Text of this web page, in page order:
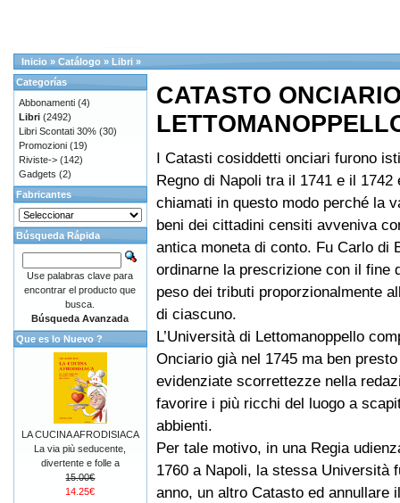
Inicio » Catálogo » Libri »
CATASTO
I Catasti cosiddetti onciari furono
Regno di Napoli tra il 1741 e il 1742
chiamati in questo modo perché la
beni dei cittadini censiti avveniva
antica moneta di conto. Fu Carlo di
ordinarne la prescrizione con il fine
peso dei tributi proporzionalmente
di ciascuno.
L’Università di Lettomanoppello
Onciario già nel 1745 ma ben
evidenziate scorrettezze nella
favorire i più ricchi del luogo a
abbienti.
Per tale motivo, in una Regia
1760 a Napoli, la stessa Università
anno, un altro Catasto ed annullare
Categorías
Abbonamenti (4)
Libri (2492)
Libri Scontati 30% (30)
Promozioni (19)
Riviste-> (142)
Gadgets (2)
Fabricantes
Búsqueda Rápida
Use palabras clave para
encontrar el producto que
busca.
Búsqueda Avanzada
Que es lo Nuevo ?
LA CUCINA AFRODISIACA
La via più seducente,
divertente e folle a
15.00€
14.25€